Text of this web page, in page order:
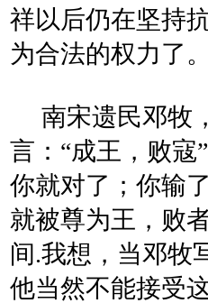
祥以后仍在坚持
为合法的权力了。
南宋遗民邓牧
言：“成王，败
你就对了；你输
就被尊为王，败
间.我想，当邓牧
他当然不能接受